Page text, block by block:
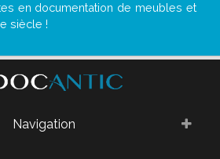
en documentation de meubles et
siècle !
Navigation